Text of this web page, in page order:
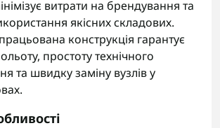
витрати на брендування та
якісних складових.
конструкція гарантує
простоту технічного
та швидку заміну вузлів у